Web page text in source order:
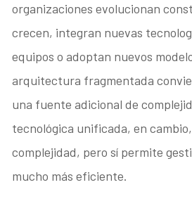
organizaciones evolucionan
crecen, integran nuevas
equipos o adoptan nuevos
arquitectura fragmentada
una fuente adicional de
tecnológica unificada, en
complejidad, pero sí permite
mucho más eficiente.